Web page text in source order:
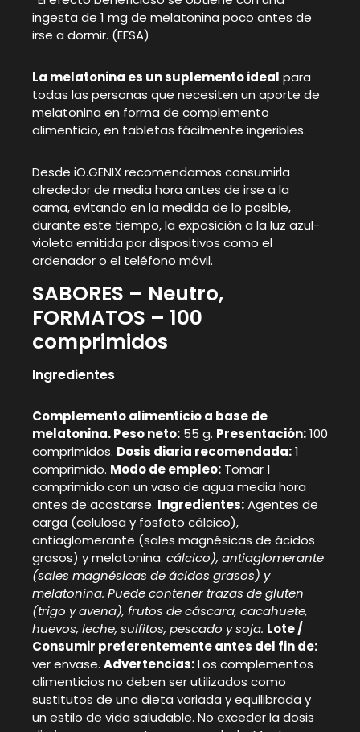
ingesta de 1 mg de melatonina poco antes de
irse a dormir. (EFSA)
La melatonina es un suplemento ideal para
todas las personas que necesiten un aporte de
melatonina en forma de complemento
alimenticio, en tabletas fácilmente ingeribles.
Desde iO.GENIX recomendamos consumirla
alrededor de media hora antes de irse a la
cama, evitando en la medida de lo posible,
durante este tiempo, la exposición a la luz azul-
violeta emitida por dispositivos como el
ordenador o el teléfono móvil.
SABORES – Neutro,
FORMATOS – 100
comprimidos
Ingredientes
Complemento alimenticio a base de
melatonina. Peso neto: 55 g. Presentación:100
comprimidos. Dosis diaria recomendada:1
comprimido. Modo de empleo: Tomar 1
comprimido con un vaso de agua media hora
antes de acostarse. Ingredientes:Agentes de
carga (celulosa y fosfato cálcico),
antiaglomerante (sales magnésicas de ácidos
grasos) y melatonina. cálcico), antiaglomerante
(sales magnésicas deácidos grasos) y
melatonina. Puede contener trazas de gluten
(trigo yavena), frutos de cáscara, cacahuete,
huevos, leche, sulfitos, pescado y soja. Lote /
Consumir preferentemente antes del fin de:
ver envase. Advertencias:Los complementos
alimenticios no deben ser utilizados como
sustitutos de una dieta variada y equilibrada y
un estilo de vida saludable. No exceder la dosis